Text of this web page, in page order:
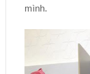
mình.